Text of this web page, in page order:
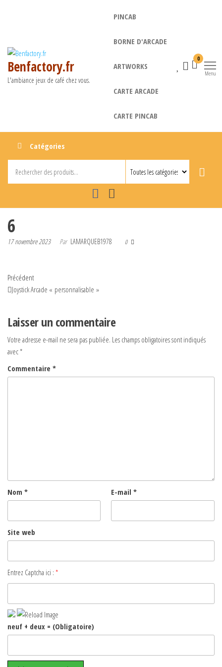
Benfactory.fr
L'ambiance jeux de café chez vous.
PINCAB
BORNE D'ARCADE
ARTWORKS
CARTE ARCADE
CARTE PINCAB
0
Menu
Catégories
6
17 novembre 2023 Par LAMARQUEB1978 0
Navigation
de
Article
précédent
Précédent
Joystick Arcade « personnalisable »
Laisser un commentaire
Votre adresse e-mail ne sera pas publiée. Les champs obligatoires sont indiqués
avec*
Commentaire *
Nom * E-mail *
Site web
Entrez Captcha ici : *
neuf + deux = (Obligatoire)